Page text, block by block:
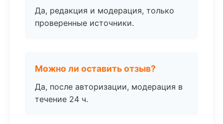
Да, редакция и модерация, только
проверенные источники.
Можно ли оставить отзыв?
Да, после авторизации, модерация в
течение 24 ч.